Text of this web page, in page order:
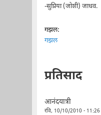
-सुप्रिया (जोशी) जाधव.
गझल:
गझल
प्रतिसाद
आनंदयात्री
रवि, 10/10/2010 - 11:26